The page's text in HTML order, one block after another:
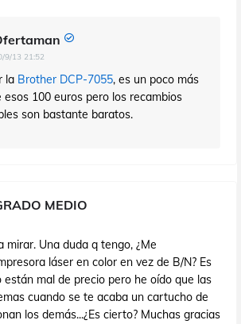
9/13 21:52
la Brother DCP-7055, es un poco más
esos 100 euros pero los recambios
son bastante baratos.
MEDIO
mirar. Una duda q tengo, ¿Me
láser en color en vez de B/N? Es
están mal de precio pero he oído que las
cuando se te acaba un cartucho de
los demás...¿Es cierto? Muchas gracias